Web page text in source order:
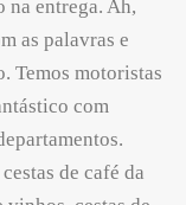
na entrega. Ah,
as palavras e
Temos motoristas
com
de café da